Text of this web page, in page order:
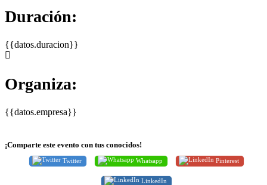
Duración:
{{datos.duracion}}
Organiza:
{{datos.empresa}}
¡Comparte este evento con tus conocidos!
Twitter Whatsapp Pinterest
LinkedIn